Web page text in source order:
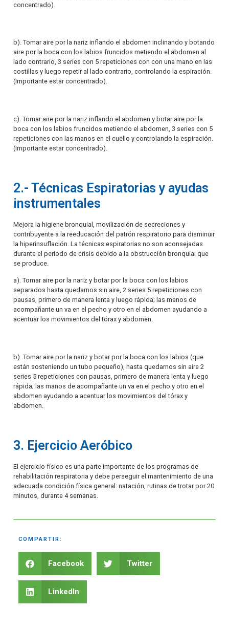
concentrado).
b). Tomar aire por la nariz inflando el abdomen inclinando y botando
aire por la boca con los labios fruncidos metiendo el abdomen al
lado contrario, 3 series con 5 repeticiones con con una mano en las
costillas y luego repetir al lado contrario, controlando la espiración.
(Importante estar concentrado).
c). Tomar aire por la nariz inflando el abdomen y botar aire por la
boca con los labios fruncidos metiendo el abdomen, 3 series con 5
repeticiones con las manos en el cuello y controlando la espiración.
(Importante estar concentrado).
2.- Técnicas Espiratorias y ayudas
instrumentales
Mejora la higiene bronquial, movilización de secreciones y
contribuyente a la reeducación del patrón respiratorio para disminuir
la hiperinsuflación. La técnicas espiratorias no son aconsejadas
durante el periodo de crisis debido a la obstrucción bronquial que
se produce.
a). Tomar aire por la nariz y botar por la boca con los labios
separados hasta quedarnos sin aire, 2 series 5 repeticiones con
pausas, primero de manera lenta y luego rápida; las manos de
acompañante un va en el pecho y otro en el abdomen ayudando a
acentuar los movimientos del tórax y abdomen.
b). Tomar aire por la nariz y botar por la boca con los labios (que
están sosteniendo un tubo pequeño), hasta quedarnos sin aire 2
series 5 repeticiones con pausas, primero de manera lenta y luego
rápida; las manos de acompañante un va en el pecho y otro en el
abdomen ayudando a acentuar los movimientos del tórax y
abdomen.
3. Ejercicio Aeróbico
El ejercicio físico es una parte importante de los programas de
rehabilitación respiratoria y debe perseguir el mantenimiento de una
adecuada condición física general: natación, rutinas de trotar por 20
minutos, durante 4 semanas.
COMPARTIR:
Facebook Twitter
LinkedIn